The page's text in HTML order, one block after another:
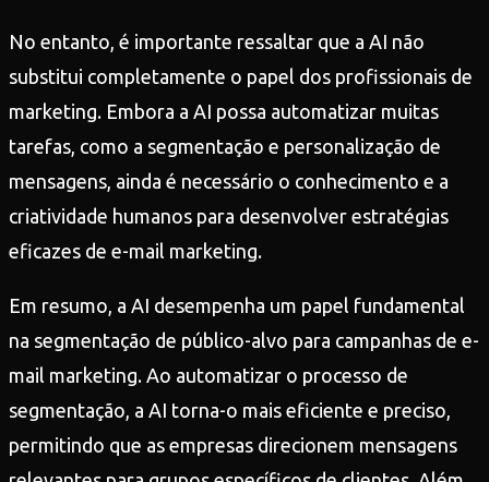
No entanto, é importante ressaltar que a AI não
substitui completamente o papel dos profissionais de
marketing. Embora a AI possa automatizar muitas
tarefas, como a segmentação e personalização de
mensagens, ainda é necessário o conhecimento e a
criatividade humanos para desenvolver estratégias
eficazes de e-mail marketing.
Em resumo, a AI desempenha um papel fundamental
na segmentação de público-alvo para campanhas de e-
mail marketing. Ao automatizar o processo de
segmentação, a AI torna-o mais eficiente e preciso,
permitindo que as empresas direcionem mensagens